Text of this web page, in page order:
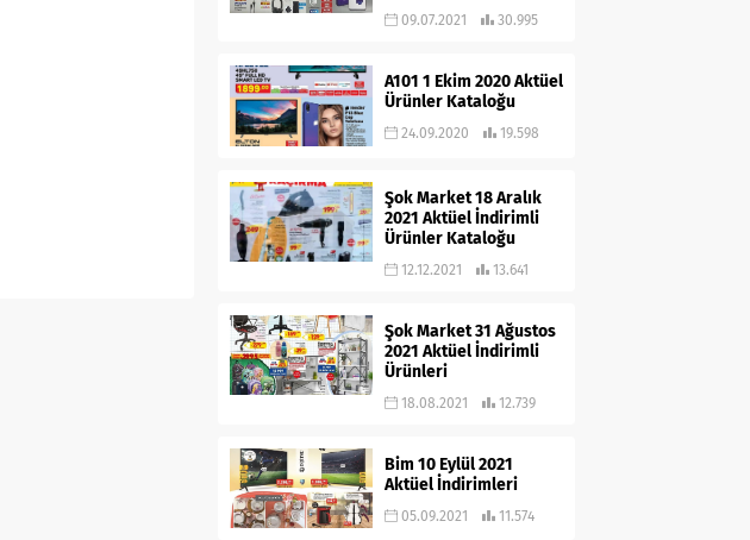
09.07.2021 30.995
A101 1 Ekim 2020 Aktüel
Ürünler Kataloğu
24.09.2020 19.598
Şok Market 18 Aralık
2021 Aktüel İndirimli
Ürünler Kataloğu
12.12.2021 13.641
Şok Market 31 Ağustos
2021 Aktüel İndirimli
Ürünleri
18.08.2021 12.739
Bim 10 Eylül 2021
Aktüel İndirimleri
05.09.2021 11.574